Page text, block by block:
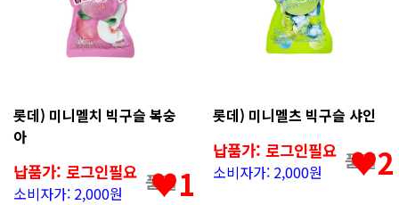
롯데) 미니멜치 빅구슬 복숭
아
품절
납품가: 로그인필요
소비자가: 2,000원 ♥1
롯데) 미니멜츠 빅구슬 샤인
품절
납품가: 로그인필요
소비자가: 2,000원 ♥2